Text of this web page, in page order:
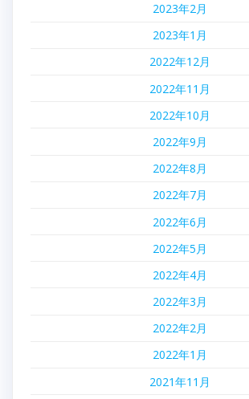
2023年2月
2023年1月
2022年12月
2022年11月
2022年10月
2022年9月
2022年8月
2022年7月
2022年6月
2022年5月
2022年4月
2022年3月
2022年2月
2022年1月
2021年11月